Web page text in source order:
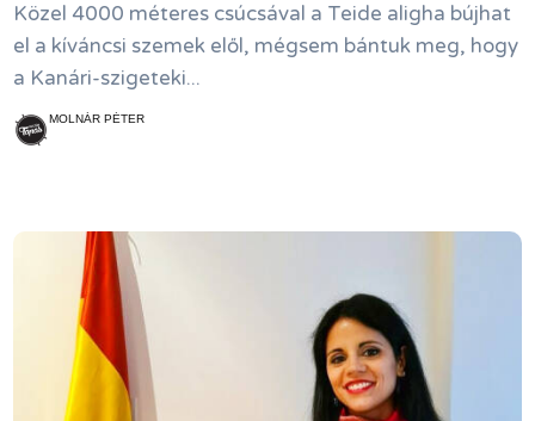
Közel 4000 méteres csúcsával a Teide aligha bújhat
el a kíváncsi szemek elől, mégsem bántuk meg, hogy
a Kanári-szigeteki...
MOLNÁR PÉTER